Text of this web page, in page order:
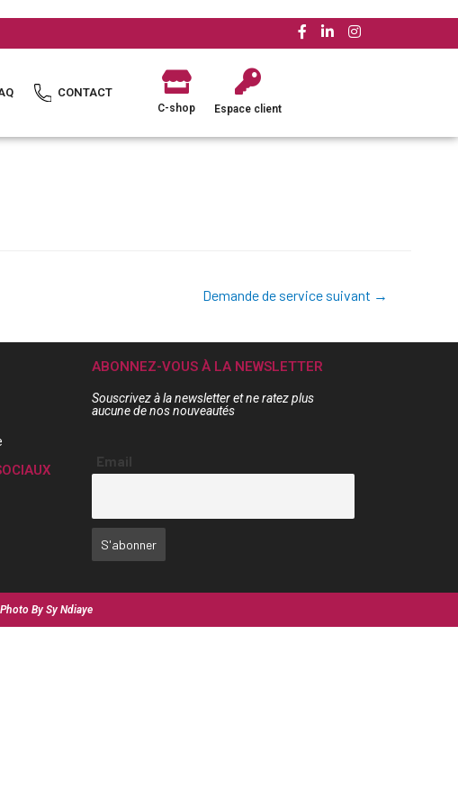
CONTACT
C-shop Espace client
Demande de service suivant →
ABONNEZ-VOUS À LA NEWSLETTER
Souscrivez à la newsletter et ne ratez plus
aucune de nos nouveautés
Email
By Sy Ndiaye